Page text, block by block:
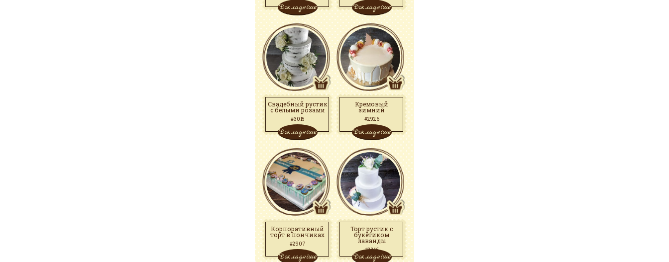
Докладніше Докладніше
Свадебный рустик
с белыми розами
#3015
Докладніше
Кремовый
зимний
#2926
Докладніше
Корпоративный
торт в пончиках
#2907
Докладніше
Торт рустик с
букетиком
лаванды
#2846
Докладніше